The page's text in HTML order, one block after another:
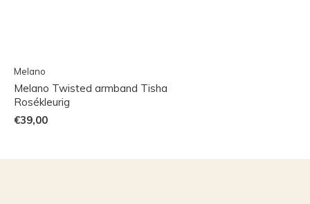
Melano
Melano Twisted armband Tisha
Rosékleurig
€39,00